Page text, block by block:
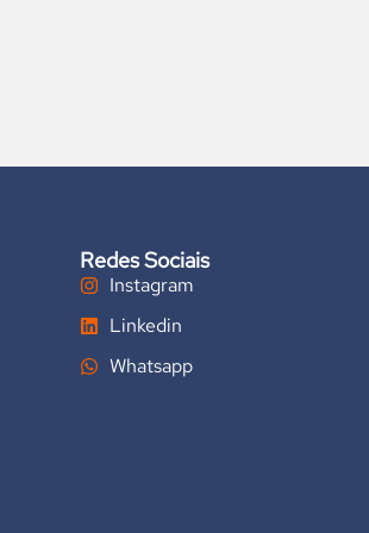
Redes Sociais
Instagram
Linkedin
Whatsapp